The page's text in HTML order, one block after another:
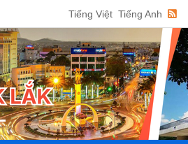
Tiếng Việt Tiếng Anh